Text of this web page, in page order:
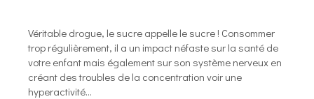
Véritable drogue, le sucre appelle le sucre ! Consommer
trop régulièrement, il a un impact néfaste sur la santé de
votre enfant mais également sur son système nerveux en
créant des troubles de la concentration voir une
hyperactivité…